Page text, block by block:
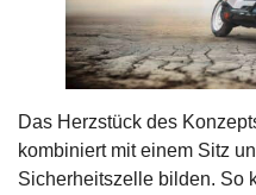
Das Herzstück des
kombiniert mit einem Sitz
Sicherheitszelle bilden. So